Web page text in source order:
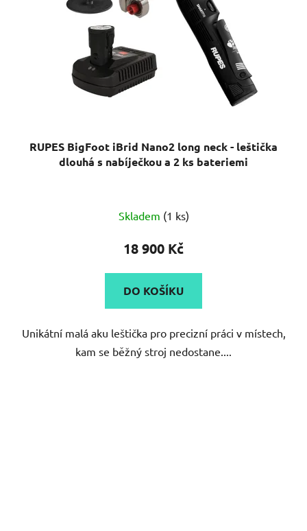
RUPES BigFoot iBrid Nano2 long neck - leštička
dlouhá s nabíječkou a 2 ks bateriemi
Skladem (1 ks)
18 900 Kč
DO KOŠÍKU
Unikátní malá aku leštička pro precizní práci v místech,
kam se běžný stroj nedostane....